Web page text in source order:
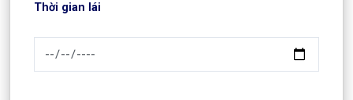
Thời gian lái